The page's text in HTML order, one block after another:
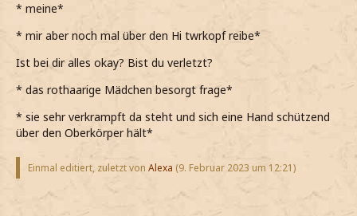
*sie prüfend mustere, aber keine sichtbaren Verletzungen
vorfinde*
* meine*
* mir aber noch mal über den Hi twrkopf reibe*
Ist bei dir alles okay? Bist du verletzt?
* das rothaarige Mädchen besorgt frage*
* sie sehr verkrampft da steht und sich eine Hand schützend
über den Oberkörper hält*
Einmal editiert, zuletzt von Alexa (9. Februar 2023 um 12:21)